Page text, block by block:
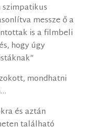
messze ő a
is a filmbeli
hogy úgy
mondhatni
és aztán
található